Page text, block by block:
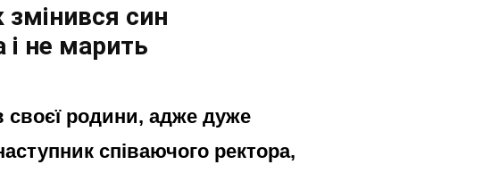
змінився син
і не марить
родини, адже дуже
співаючого ректора,